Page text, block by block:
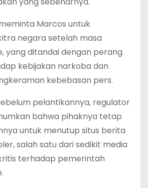
Marcos untuk
negara setelah masa
yang ditandai dengan perang
kebijakan narkoba dan
kebebasan pers.
pelantikannya, regulator
bahwa pihaknya tetap
untuk menutup situs berita
salah satu dari sedikit media
terhadap pemerintah